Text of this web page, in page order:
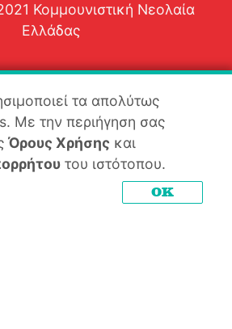
Κομμουνιστική Νεολαία
Ελλάδας
τα απολύτως
Με την περιήγηση σας
Όρους Χρήσης και
του ιστότοπου.
OK